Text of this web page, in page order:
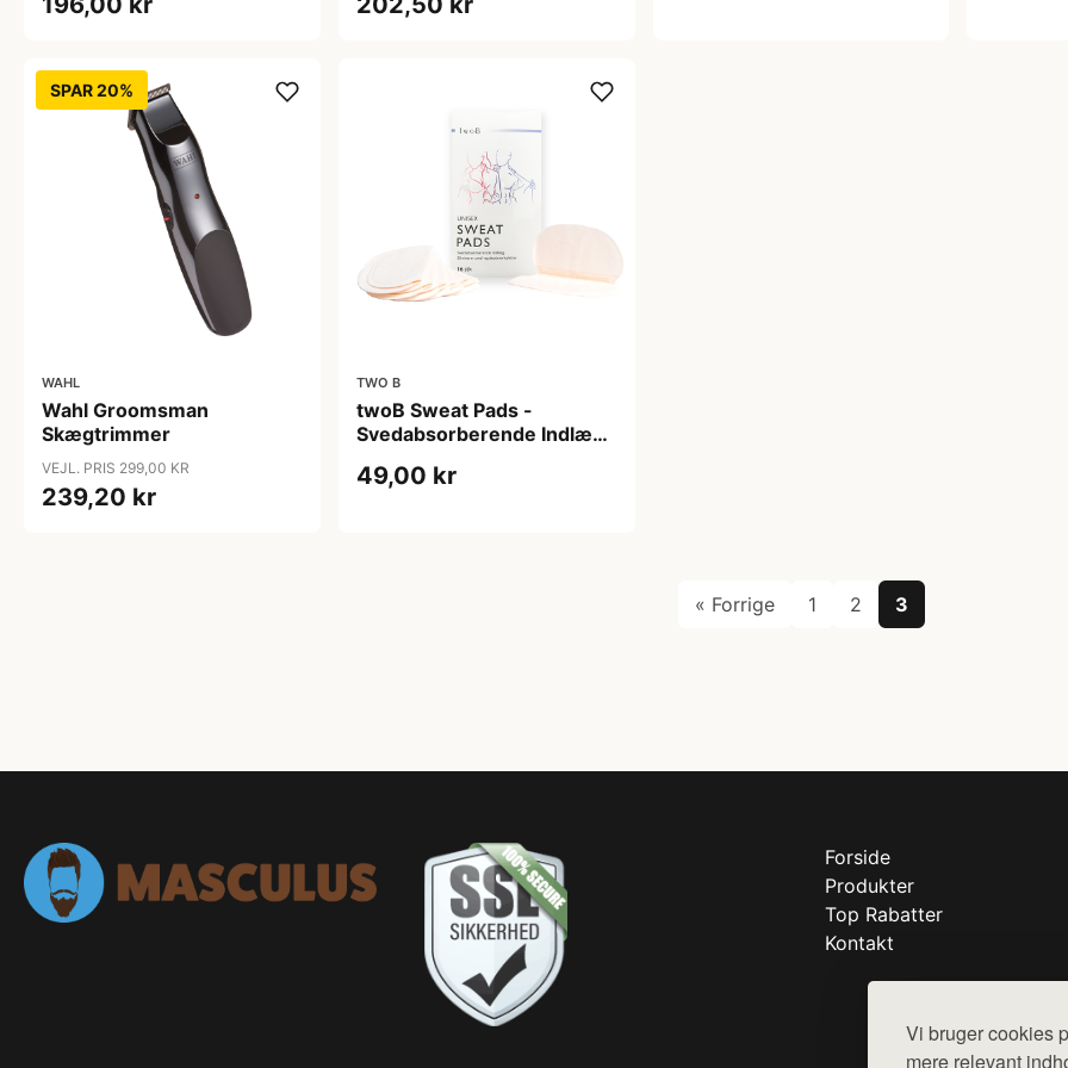
Vi bruger cookies
mere relevant
SPAR 20%
WAHL
Wahl Groomsman
Skægtrimmer
VEJL. PRIS 299,00 KR
239,20 kr
TWO B
twoB Sweat Pads -
Svedabsorberende Indlæg
49,00 kr
« Forrige 1 2 3
Forside
Produkter
Top Rabatter
Kontakt